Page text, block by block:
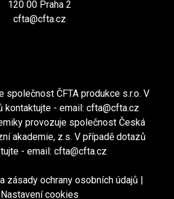
120 00 Praha 2
cfta@cfta.cz
společnost ČFTA produkce s.r.o. V
kontaktujte - email: cfta@cfta.cz
provozuje společnost Česká
akademie, z.s. V případě dotazů
- email: cfta@cfta.cz
zásady ochrany osobních údajů
Nastavení cookies